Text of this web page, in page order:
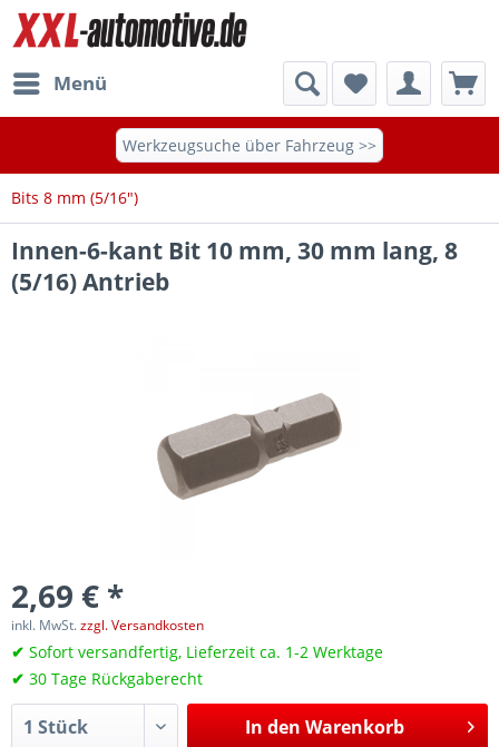
Menü
Werkzeugsuche über Fahrzeug >>
Bits 8 mm (5/16")
Innen-6-kant Bit 10 mm, 30 mm lang, 8
(5/16) Antrieb
2,69 € *
inkl. MwSt.zzgl. Versandkosten
✔ Sofort versandfertig, Lieferzeit ca. 1-2 Werktage
✔ 30 Tage Rückgaberecht
In den Warenkorb